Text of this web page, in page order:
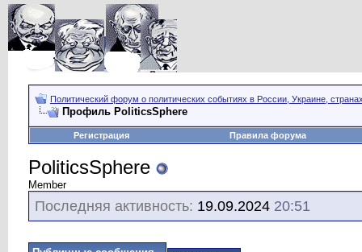
Политический форум о политических событиях в России, Украине,
Профиль PoliticsSphere
Регистрация Правила форума
PoliticsSphere
Member
Последняя активность: 19.09.2024 20:51